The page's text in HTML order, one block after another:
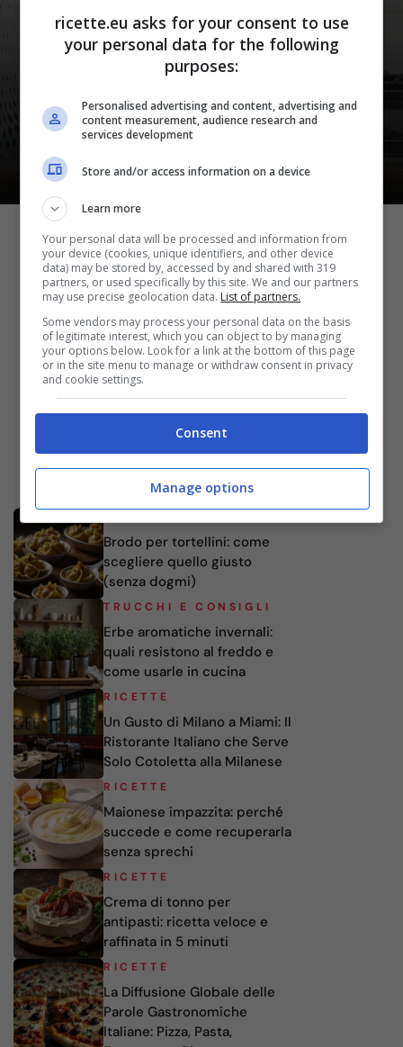
Trucchi e consigli
Avevo sempre bottiglie in giro
per la cucina che occupavano
solo spazio: IKEA, ha risolto
con meno di 15€
ARTICOLI RECENTI
Brodo per tortellini: come
scegliere quello giusto
(senza dogmi)
TRUCCHI E CONSIGLI
Erbe aromatiche invernali:
quali resistono al freddo e
come usarle in cucina
RICETTE
Un Gusto di Milano a Miami: Il
Ristorante Italiano che Serve
Solo Cotoletta alla Milanese
RICETTE
Maionese impazzita: perché
succede e come recuperarla
senza sprechi
RICETTE
Crema di tonno per
antipasti: ricetta veloce e
raffinata in 5 minuti
RICETTE
La Diffusione Globale delle
Parole Gastronomiche
Italiane: Pizza, Pasta,
ricette.eu asks for your consent to use
your personal data for the following
purposes:
Personalised advertising and content, advertising and
content measurement, audience research and
services development
Store and/or access information on a device
Learn more
Your personal data will be processed and information from
your device (cookies, unique identifiers, and other device
data) may be stored by, accessed by and shared with 319
partners, or used specifically by this site. We and our partners
may use precise geolocation data. List of partners.
Some vendors may process your personal data on the basis
of legitimate interest, which you can object to by managing
your options below. Look for a link at the bottom of this page
or in the site menu to manage or withdraw consent in privacy
and cookie settings.
Consent
Manage options